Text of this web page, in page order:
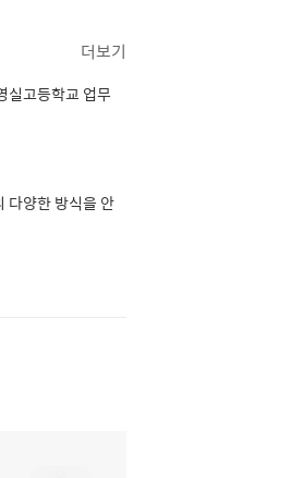
더보기
실고등학교 업무
다양한 방식을 안